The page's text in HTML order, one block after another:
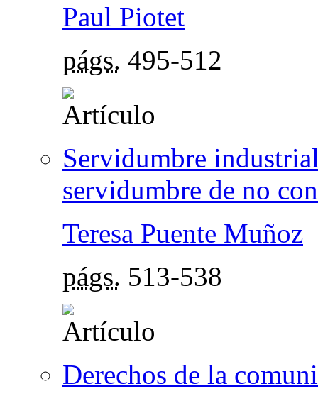
Paul Piotet
págs. 495-512
Servidumbre
servidumbre de no
Teresa Puente Muñoz
págs. 513-538
Derechos de la